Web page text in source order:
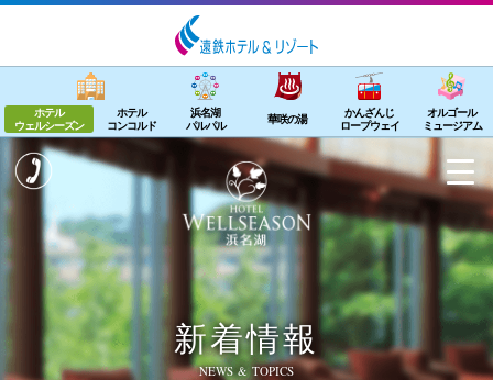
ホテル
ウェルシーズン
ホテル
コンコルド
浜名湖
パルパル
華咲の湯
かんざんじ
ロープウェイ
オルゴール
ミュージアム
新着情報
NEWS & TOPICS